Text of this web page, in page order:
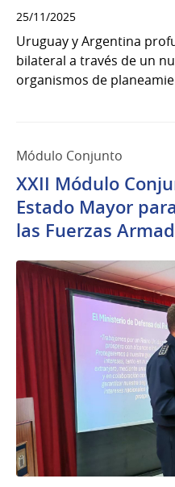
25/11/2025
Uruguay y Argentina
bilateral a través de un
organismos de
Módulo Conjunto
XXII Módulo
Estado Mayor
las Fuerzas